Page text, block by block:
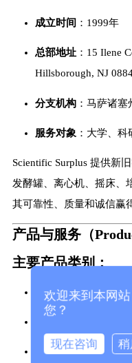
成立时间 ：1999年
总部地址：15 Ilene
Hillsborough, NJ
分支机构：马萨诸塞
服务对象 ：大学、
Scientific Surplus 提供新
发酵罐、离心机、摇床、
其可靠性、质量和诚信赢
产品与服务（
主要产品类别：
发酵罐和生物反应器
摇床和培养箱：如
欢迎来到本网
您？
现在咨询